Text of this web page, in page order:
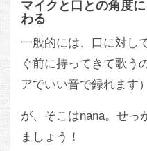
マイクと口との角度
わる
一般的には、口に対し
ぐ前に持ってきて歌う
アでいい音で録れます）
が、そこはnana。せっ
ましょう！